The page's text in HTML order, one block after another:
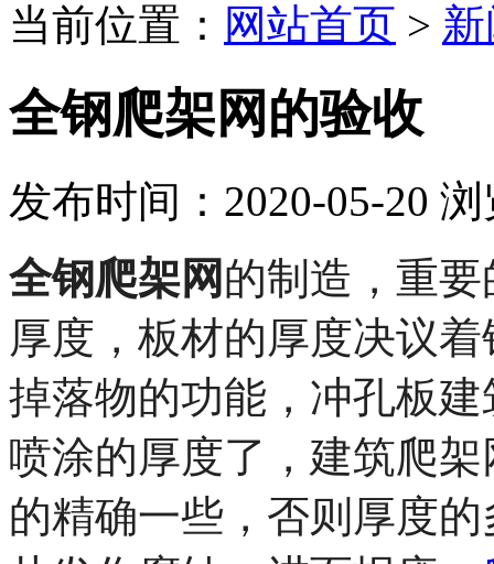
当前位置： 网站首页 >
全钢爬架网的验收
发布时间：2020-05-20 浏
全钢爬架网 的制造，重
厚度，板材的厚度决议
掉落物的功能，冲孔板
喷涂的厚度了，建筑爬
的精确一些，否则厚度